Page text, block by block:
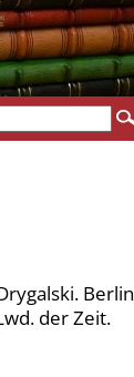
Berlin
der Zeit.